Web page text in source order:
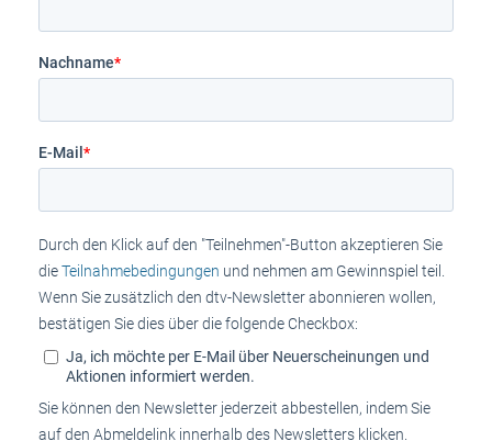
Nachname*
E-Mail *
Durch den Klick auf den "Teilnehmen"-Button akzeptieren Sie
dieTeilnahmebedingungen und nehmen am Gewinnspiel teil.
Wenn Sie zusätzlich den dtv-Newsletter abonnieren wollen,
bestätigen Sie dies über die folgende Checkbox:
Ja, ich möchte per E-Mail über Neuerscheinungen und
Aktionen informiert werden.
Sie können den Newsletter jederzeit abbestellen, indem Sie
auf den Abmeldelink innerhalb des Newsletters klicken.